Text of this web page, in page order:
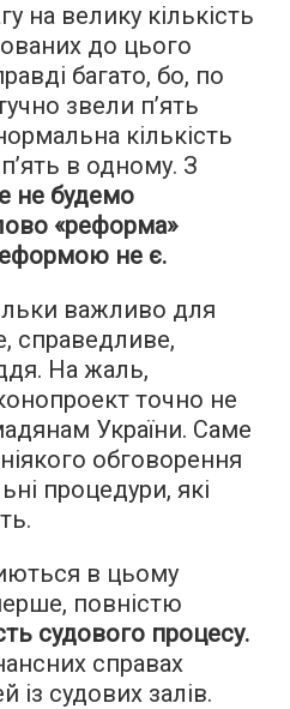
на велику кількість
до цього
багато, бо, по
звели п’ять
кількість
в одному. З
не будемо
«реформа»
не є.
важливо для
справедливе,
На жаль,
точно не
України. Саме
обговорення
процедури, які
в цьому
повністю
судового процесу.
справах
судових залів.